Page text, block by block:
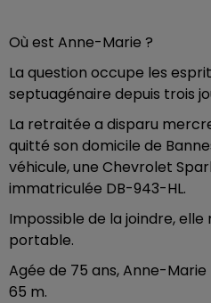
Où est Anne-Marie ?
La question occupe les
septuagénaire depuis trois
La retraitée a disparu
quitté son domicile de
véhicule, une Chevrolet
immatriculée DB-943-HL.
Impossible de la joindre,
portable.
Agée de 75 ans, Anne-Marie
65 m.